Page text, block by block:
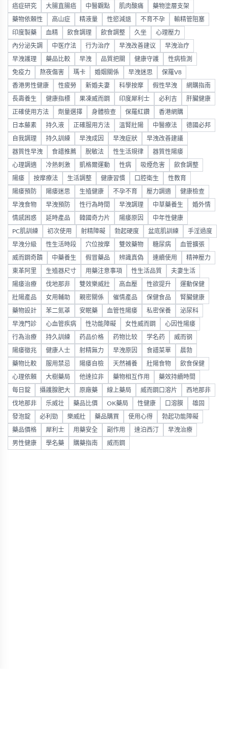
癌症研究 大腸直腸癌 中醫觀點 肌肉酸痛 藥物塗層支架
藥物依賴性 高山症 精液量 性慾減退 不育不孕 輸精管阻塞
印度製藥 血精 飲食調理 飲食調整 久坐 心理壓力
內分泌失調 中医疗法 行为治疗 早洩改善建议 早洩治疗
早洩護理 藥品比較 早洩 品質把關 健康守護 性病檢測
免疫力 熬夜傷害 瑪卡 婚姻關係 早洩迷思 保羅V8
香港男性健康 性疲勞 新婚夫妻 科學按摩 假性早洩 網購指南
長壽養生 健康指標 果凍威而鋼 印度犀利士 必利吉 肝臟健康
正確使用方法 劑量選擇 身體檢查 保羅紅鑽 香港網購
日本藤素 持久液 正確服用方法 溫腎壯陽 中醫療法 德國必邦
自我調理 持久訓練 早洩成因 早洩症狀 早洩改善建議
器質性早洩 食譜推薦 脫敏法 性生活規律 器質性陽痿
心理調適 冷熱刺激 凱格爾運動 性病 吸煙危害 飲食調整
陽痿 按摩療法 生活調整 健康習慣 口腔衛生 性教育
陽痿預防 陽痿迷思 生殖健康 不孕不育 壓力調適 健康檢查
早洩食物 早洩預防 性行為時間 早洩調理 中草藥養生 婚外情
情感困惑 延時產品 韓國奇力片 陽痿原因 中年性健康
PC肌訓練 初次使用 射精障礙 勃起硬度 盆底肌訓練 手淫過度
早洩分級 性生活時段 穴位按摩 雙效藥物 糖尿病 血管擴張
威而鋼奇蹟 中藥養生 假冒藥品 辨識真偽 連續使用 精神壓力
東革阿里 生殖器尺寸 用藥注意事項 性生活品質 夫妻生活
陽痿治療 伐地那非 雙效樂威壯 高血壓 性欲提升 運動保健
壯陽產品 女用輔助 親密關係 催情產品 保健食品 腎臟健康
藥物設計 苯二氮䓬 安眠藥 血管性陽痿 私密保養 泌尿科
早洩門診 心血管疾病 性功能障礙 女性威而鋼 心因性陽痿
行為治療 持久訓練 药品价格 药物比较 学名药 威而钢
陽痿徵兆 健康人士 射精無力 早洩原因 食譜菜單 晨勃
藥物比較 服用禁忌 陽痿自檢 天然補養 壯陽食物 飲食保健
心理依賴 大樹藥局 他達拉非 藥物相互作用 藥效持續時間
每日錠 攝護腺肥大 原廠藥 線上藥局 威而鋼口溶片 西地那非
伐地那非 乐威壮 藥品比價 OK藥局 性健康 口溶膜 雄固
發泡錠 必利勁 樂威壯 藥品購買 使用心得 勃起功能障礙
藥品價格 犀利士 用藥安全 副作用 達泊西汀 早洩治療
男性健康 學名藥 購藥指南 威而鋼